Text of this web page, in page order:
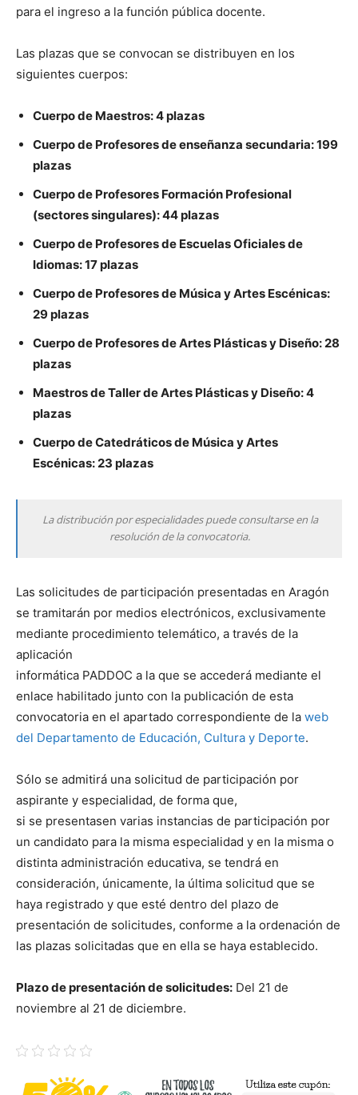
para el ingreso a la función pública docente.
Las plazas que se convocan se distribuyen en los
siguientes cuerpos:
Cuerpo de Maestros: 4 plazas
Cuerpo de Profesores de enseñanza secundaria: 199
plazas
Cuerpo de Profesores Formación Profesional
(sectores singulares): 44 plazas
Cuerpo de Profesores de Escuelas Oficiales de
Idiomas: 17 plazas
Cuerpo de Profesores de Música y Artes Escénicas:
29 plazas
Cuerpo de Profesores de Artes Plásticas y Diseño: 28
plazas
Maestros de Taller de Artes Plásticas y Diseño: 4
plazas
Cuerpo de Catedráticos de Música y Artes
Escénicas: 23 plazas
La distribución por especialidades puede consultarse en la
resolución de la convocatoria.
Las solicitudes de participación presentadas en Aragón
se tramitarán por medios electrónicos, exclusivamente
mediante procedimiento telemático, a través de la
aplicación
informática PADDOC a la que se accederá mediante el
enlace habilitado junto con la publicación de esta
convocatoria en el apartado correspondiente de la web
del Departamento de Educación, Cultura y Deporte.
Sólo se admitirá una solicitud de participación por
aspirante y especialidad, de forma que,
si se presentasen varias instancias de participación por
un candidato para la misma especialidad y en la misma o
distinta administración educativa, se tendrá en
consideración, únicamente, la última solicitud que se
haya registrado y que esté dentro del plazo de
presentación de solicitudes, conforme a la ordenación de
las plazas solicitadas que en ella se haya establecido.
Plazo de presentación de solicitudes: Del 21 de
noviembre al 21 de diciembre.